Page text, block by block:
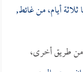
أيام، من غائط,
من طريق أخرى،